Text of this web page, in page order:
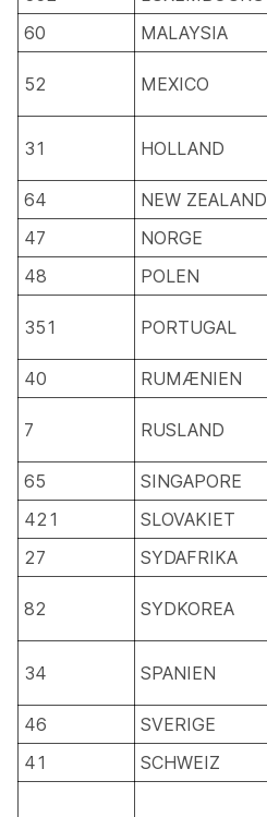
60
MALAYSIA
52 MEXICO
31 HOLLAND
64
NEW ZEALAND
47
NORGE
48
POLEN
351 PORTUGAL
40
RUMÆNIEN
7 RUSLAND
65
SINGAPORE
421
SLOVAKIET
27
SYDAFRIKA
82 SYDKOREA
34 SPANIEN
46
SVERIGE
41
SCHWEIZ